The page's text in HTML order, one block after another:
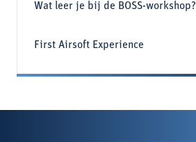
Wat leer je bij de BOSS-workshop?
First Airsoft Experience